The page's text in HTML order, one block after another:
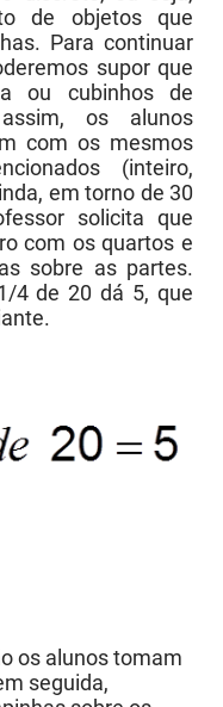
de objetos que
Para continuar
supor que
ou cubinhos de
os alunos
com os mesmos
(inteiro,
em torno de 30
solicita que
com os quartos e
sobre as partes.
4 de 20 dá 5, que
os alunos tomam
seguida,